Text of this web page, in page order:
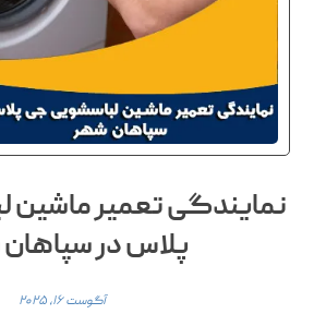
نمایندگی تعمیر ماشین
پلاس در
آگوست ۱۶, ۲۰۲۵